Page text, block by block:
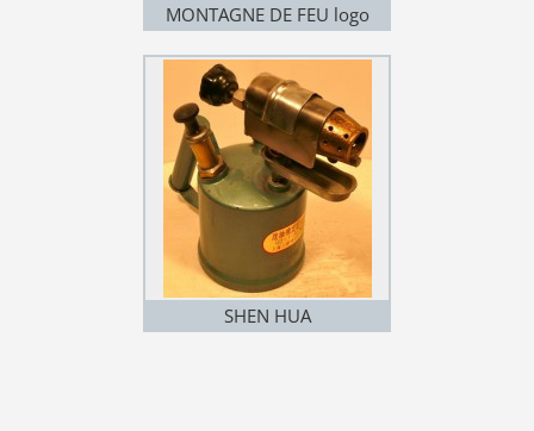
MONTAGNE DE FEU logo
SHEN HUA